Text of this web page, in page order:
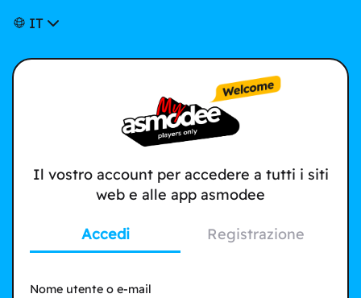
IT
Il vostro account per accedere a tutti i siti
web e alle app asmodee
Accedi Registrazione
Nome utente o e-mail